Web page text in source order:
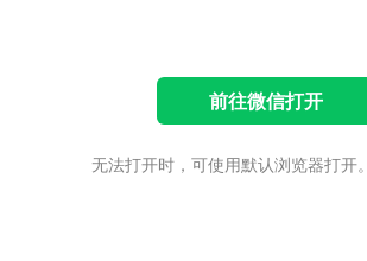
前往微信打开
无法打开时，可使用默认浏览器打开。